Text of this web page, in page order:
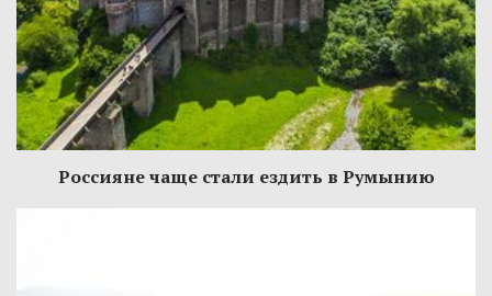
Россияне чаще стали ездить в Румынию